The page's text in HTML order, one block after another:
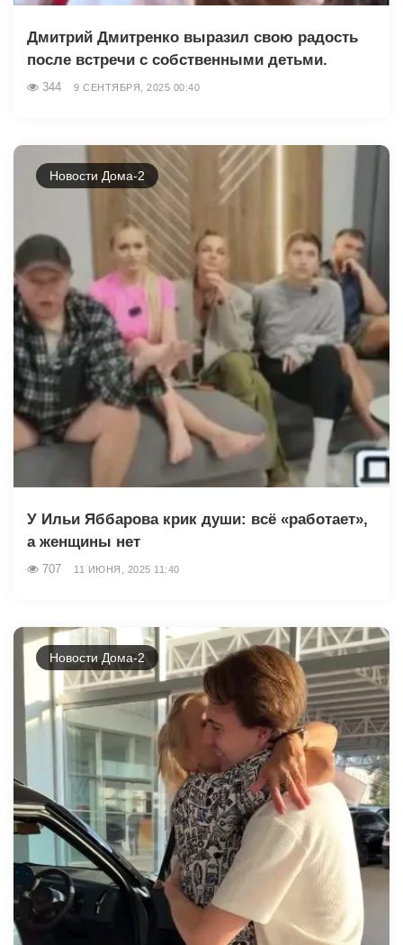
Дмитрий Дмитренко выразил свою радость
после встречи с собственными детьми.
344 9 СЕНТЯБРЯ, 2025 00:40
Новости Дома-2
У Ильи Яббарова крик души: всё «работает»,
а женщины нет
707 11 ИЮНЯ, 2025 11:40
Новости Дома-2